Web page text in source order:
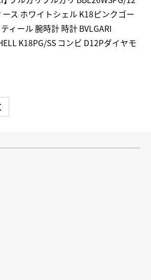
ース ホワイトシェル K18ピンクゴー
ィール 腕時計 時計 BVLGARI
K18PG/SS コンビ D12Pダイヤモ